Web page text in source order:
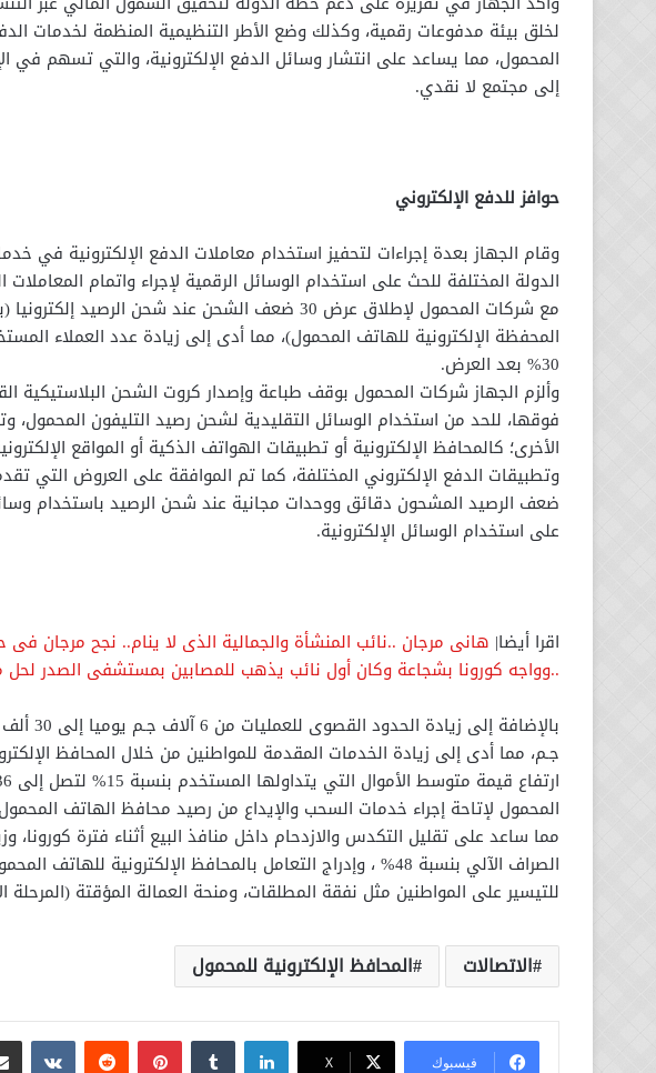
لخلق بيئة مدفوعات رقمية، وكذلك وضع الأطر التنظيمية المنظمة لخدمات
المحمول، مما يساعد على انتشار وسائل الدفع الإلكترونية، والتي تسهم
إلى مجتمع لا نقدي.
حوافز للدفع الإلكتروني
وقام الجهاز بعدة إجراءات لتحفيز استخدام معاملات الدفع الإلكترونية في
الدولة المختلفة للحث على استخدام الوسائل الرقمية لإجراء واتمام المعاملات
مع شركات المحمول لإطلاق عرض 30 ضعف الشحن عند شحن
المحفظة الإلكترونية للهاتف المحمول)، مما أدى إلى زيادة عدد العملاء
30% بعد العرض.
وألزم الجهاز شركات المحمول بوقف طباعة وإصدار كروت الشحن البلاستيكية
فوقها، للحد من استخدام الوسائل التقليدية لشحن رصيد التليفون المحمول،
الأخرى؛ كالمحافظ الإلكترونية أو تطبيقات الهواتف الذكية أو المواقع
ضعف الرصيد المشحون دقائق ووحدات مجانية عند شحن الرصيد باستخدام
على استخدام الوسائل الإلكترونية.
اقرا أيضا| هانى مرجان ..نائب المنشأة والجمالية الذى لا ينام.. نجح مرجان
..وواجه كورونا بشجاعة وكان أول نائب يذهب للمصابين بمستشفى الصدر
جـم، مما أدى إلى زيادة الخدمات المقدمة للمواطنين من خلال المحافظ
المحمول لإتاحة إجراء خدمات السحب والإيداع من رصيد محافظ الهاتف
مما ساعد على تقليل التكدس والازدحام داخل منافذ البيع أثناء فترة كورونا،
الصراف الآلي بنسبة 48% ، وإدراج التعامل بالمحافظ الإلكترونية
للتيسير على المواطنين مثل نفقة المطلقات، ومنحة العمالة المؤقتة (المرحلة
الاتصالات المحافظ الإلكترونية للمحمول
فيسبوك ‫X
لينكدإن بينتيريست